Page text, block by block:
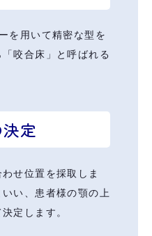
を用いて精密な型を
咬合床」と呼ばれる
定
せ位置を採取しま
い、患者様の顎の上
定します。